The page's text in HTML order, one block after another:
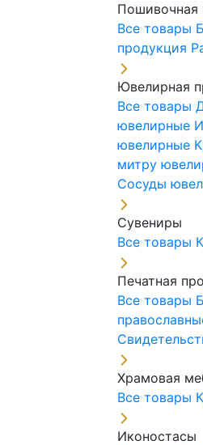
Пошивочная
Все товары
продукция
Ювелирная
Все товары
ювелирные
ювелирные
митру
Сосуды
Сувениры
Все товары
Печатная
Все товары
Храмовая
Все товары
Иконостасы